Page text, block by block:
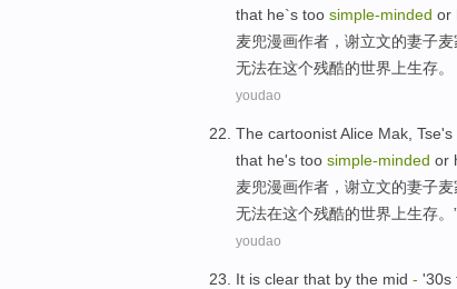
that he`s too simple-minded or
麦兜漫画作者， 谢立文的妻子
无法在这个残酷的世界上生存。
youdao
The cartoonist Alice Mak Tse's
that he's too simple-minded or
麦兜漫画作者， 谢立文的妻子
无法在这个残酷的世界上生存。
youdao
It is clear that by the mid - '30s